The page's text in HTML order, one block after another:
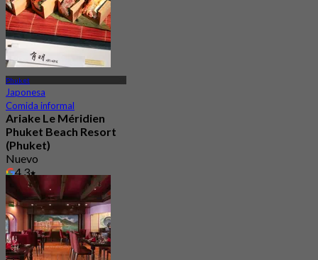
Phuket
Japonesa
Comida informal
Ariake Le Méridien
Phuket Beach Resort
(Phuket)
Nuevo
4.3
Desde
฿ 890